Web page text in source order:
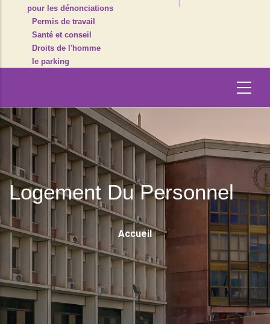
pour les dénonciations
Permis de travail
Santé et conseil
Droits de l'homme
le parking
Logement Du Personnel
Fil
D'Ariane
Accueil